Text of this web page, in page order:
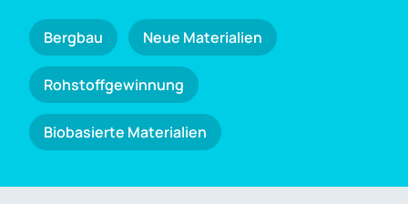
Bergbau Neue Materialien
Rohstoffgewinnung
Biobasierte Materialien